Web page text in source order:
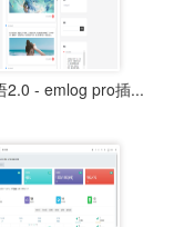
2.0 - emlog pro插...